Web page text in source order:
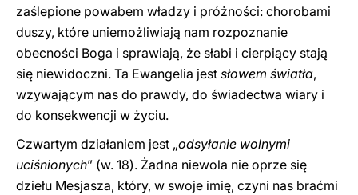
zaślepione powabem władzy i próżności: chorobami
duszy, które uniemożliwiają nam rozpoznanie
obecności Boga i sprawiają, że słabi i cierpiący stają
się niewidoczni. Ta Ewangelia jest słowem światła,
wzywającym nas do prawdy, do świadectwa wiary i
do konsekwencji w życiu.
Czwartym działaniem jest „odsyłanie wolnymi
uciśnionych” (w. 18). Żadna niewola nie oprze się
dziełu Mesjasza, który, w swoje imię, czyni nas braćmi